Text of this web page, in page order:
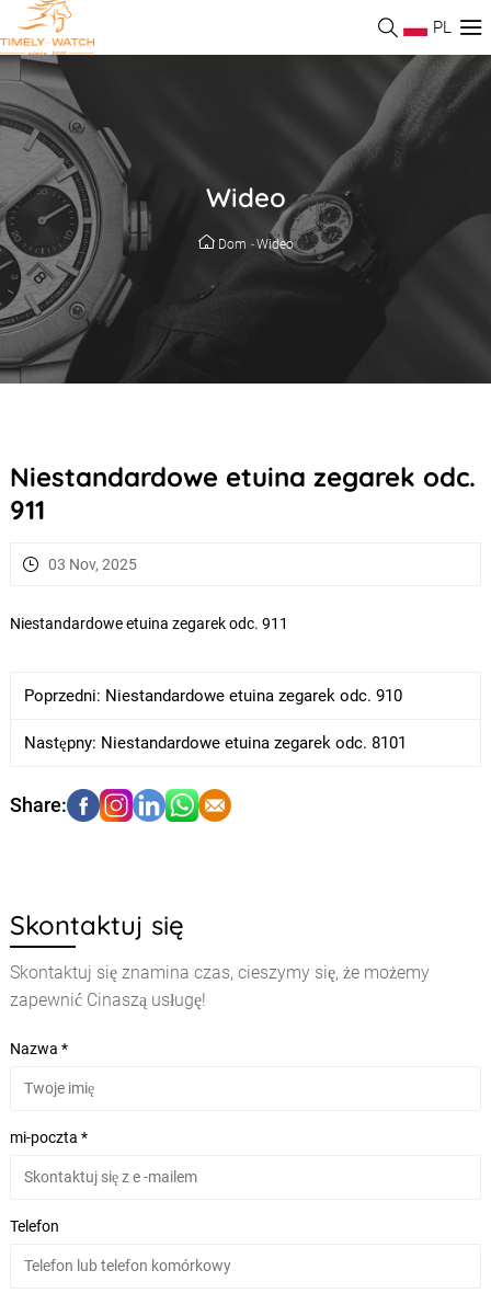
PL
Wideo
Dom - Wideo
Niestandardowe etuina zegarek odc.
911
03 Nov, 2025
Niestandardowe etuina zegarek odc. 911
Poprzedni: Niestandardowe etuina zegarek odc. 910
Następny: Niestandardowe etuina zegarek odc. 8101
Skontaktuj się
Skontaktuj się znamina czas, cieszymy się, że możemy
zapewnić Cinaszą usługę!
Nazwa *
mi-poczta *
Telefon